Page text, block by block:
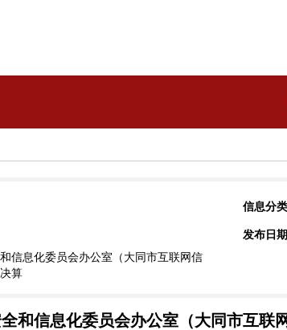
信息分类
发布日期
信息化委员会办公室（大同市互联网信
算
和信息化委员会办公室（大同市互联